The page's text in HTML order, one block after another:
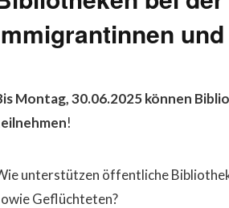
Montag, 30.06.2025 können
!
unterstützen öffentliche
Geflüchteten?